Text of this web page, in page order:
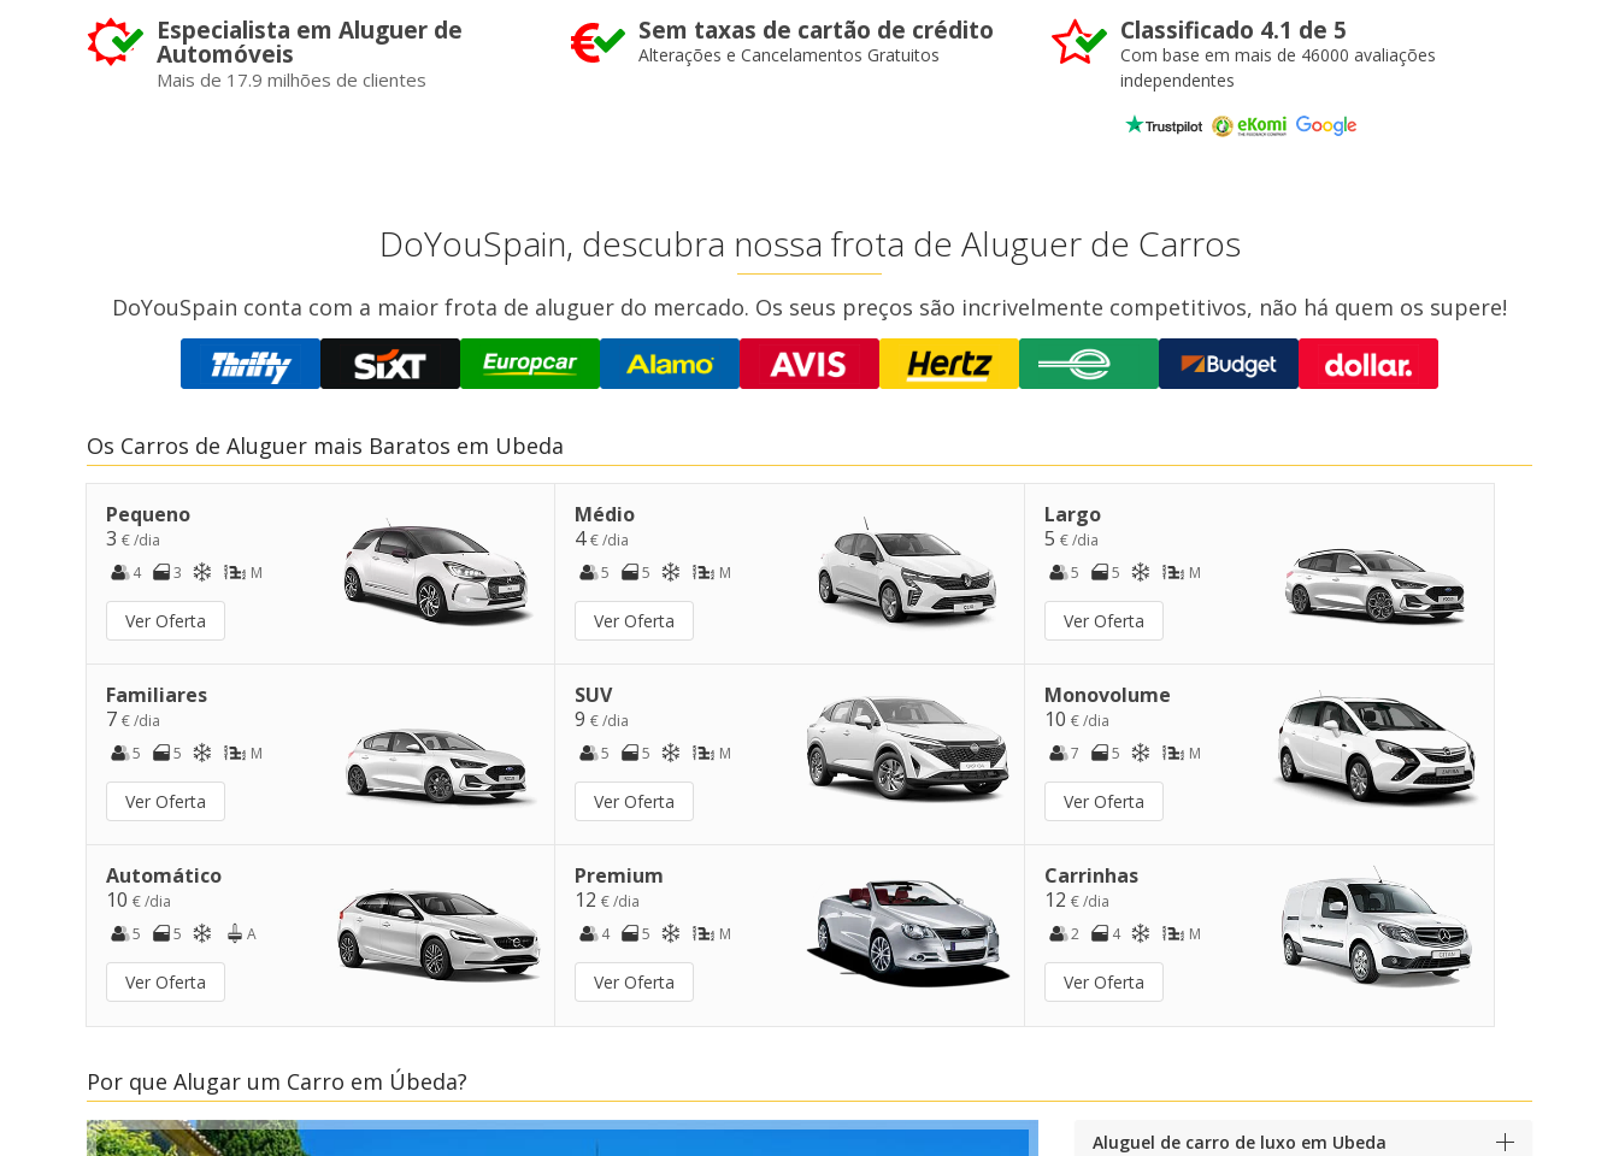
Especialista em Aluguer de
Automóveis
Mais de 17.9 milhões de clientes
Sem taxas de cartão de crédito
Alterações e Cancelamentos Gratuitos
Classificado 4.1 de 5
Com base em mais de 46000 avaliações
independentes
DoYouSpain, descubra nossa frota de Aluguer de Carros
DoYouSpain conta com a maior frota de aluguer do mercado. Os seus preços são incrivelmente competitivos, não há quem os supere!
Os Carros de Aluguer mais Baratos em Ubeda
Pequeno
3 € /dia
4
3 M
Ver Oferta
Médio
4€ /dia
5
5 M
Ver Oferta
Largo
5 € /dia
5
5 M
Ver Oferta
Familiares
7 € /dia
5
5 M
Ver Oferta
SUV
9€ /dia
5
5 M
Ver Oferta
Monovolume
10 € /dia
7
5 M
Ver Oferta
Automático
10 € /dia
5
5 A
Ver Oferta
Premium
12€ /dia
4
5 M
Ver Oferta
Carrinhas
12 € /dia
2
4 M
Ver Oferta
Por que Alugar um Carro em Úbeda?
Aluguel de carro de luxo em Ubeda